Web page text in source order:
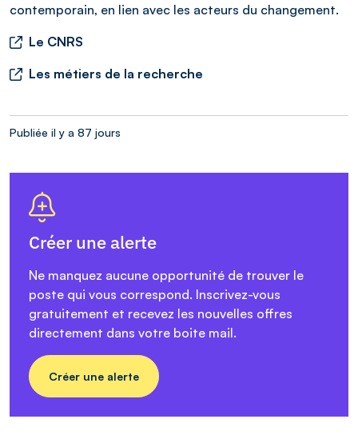
contemporain, en lien avec les acteurs du changement.
Le CNRS
Les métiers de la recherche
Publiée il y a 87 jours
Créer une alerte
Ne manquez aucune opportunité de trouver le
poste qui vous correspond. Inscrivez-vous
gratuitement et recevez les nouvelles offres
directement dans votre boite mail.
Créer une alerte